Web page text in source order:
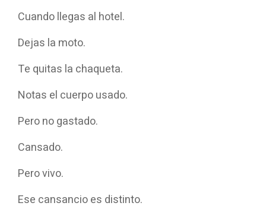
Cuando llegas al hotel.
Dejas la moto.
Te quitas la chaqueta.
Notas el cuerpo usado.
Pero no gastado.
Cansado.
Pero vivo.
Ese cansancio es distinto.